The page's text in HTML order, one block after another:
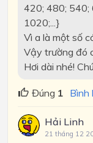
420; 480; 540;
1020;...}
Vì a là một số
Vậy trường đó
Hơi dài nhé!
Đúng 1 Bình
Hải Linh
21 tháng 12